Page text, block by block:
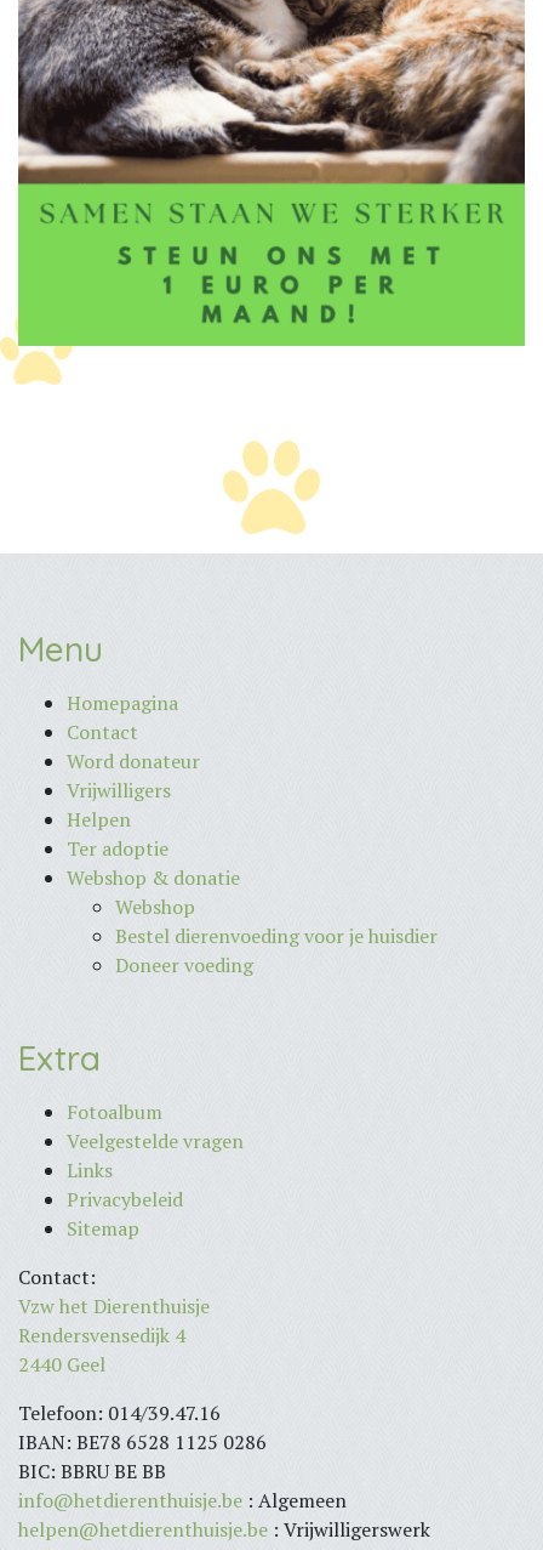
Menu
Homepagina
Contact
Word donateur
Vrijwilligers
Helpen
Ter adoptie
Webshop & donatie
Webshop
Bestel dierenvoeding voor je huisdier
Doneer voeding
Extra
Fotoalbum
Veelgestelde vragen
Links
Privacybeleid
Sitemap
Contact:
Vzw het Dierenthuisje
Rendersvensedijk 4
2440 Geel
Telefoon: 014/39.47.16
IBAN: BE78 6528 1125 0286
BIC: BBRU BE BB
info@hetdierenthuisje.be : Algemeen
helpen@hetdierenthuisje.be : Vrijwilligerswerk